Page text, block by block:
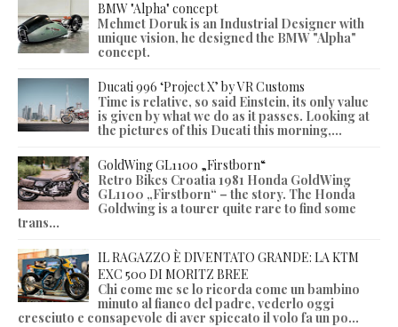
BMW "Alpha" concept
Mehmet Doruk is an Industrial Designer with
unique vision, he designed the BMW "Alpha"
concept.
Ducati 996 ‘Project X’ by VR Customs
Time is relative, so said Einstein, its only value
is given by what we do as it passes. Looking at
the pictures of this Ducati this morning,...
GoldWing GL1100 „Firstborn“
Retro Bikes Croatia 1981 Honda GoldWing
GL1100 „Firstborn“ – the story. The Honda
Goldwing is a tourer quite rare to find some
trans...
IL RAGAZZO È DIVENTATO GRANDE: LA KTM
EXC 500 DI MORITZ BREE
Chi come me se lo ricorda come un bambino
minuto al fianco del padre, vederlo oggi
cresciuto e consapevole di aver spiccato il volo fa un po...